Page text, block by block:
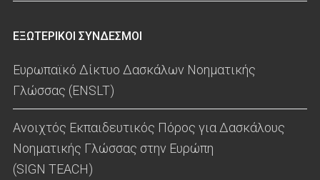
ΕΞΩΤΕΡΙΚΟΙ ΣΥΝΔΕΣΜΟΙ
Ευρωπαϊκό Δίκτυο Δασκάλων Νοηματικής
Γλώσσας (ENSLT)
Ανοιχτός Εκπαιδευτικός Πόρος για Δασκάλους
Νοηματικής Γλώσσας στην Ευρώπη
(SIGN TEACH)